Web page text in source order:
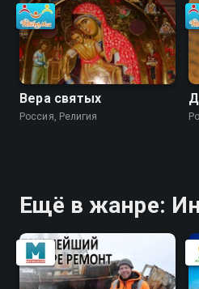
Вера святых
Россия, Религия
Ещё в жанре: